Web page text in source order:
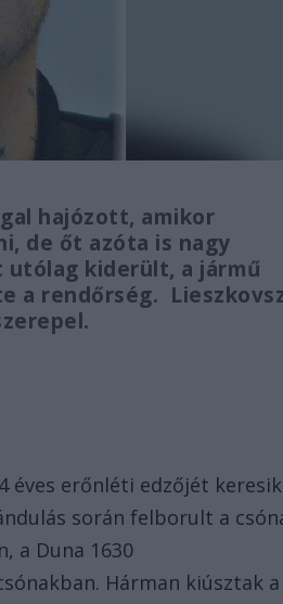
hajózott, amikor
de őt azóta is nagy
utólag kiderült, a jármű
a rendőrség.
éves erőnléti edzőjét
során felborult a
a Duna 1630
Hárman kiúsztak a